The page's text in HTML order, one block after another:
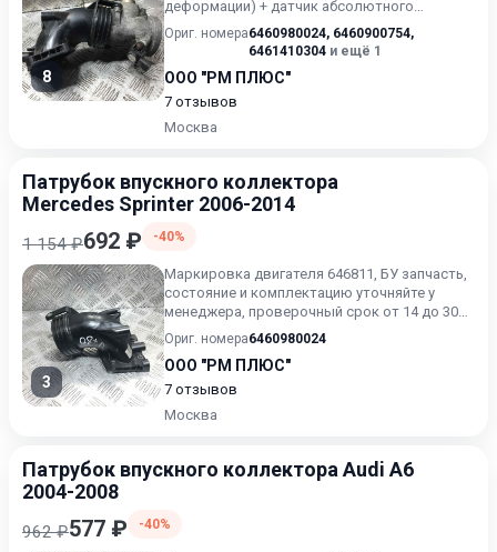
8
деформации) + датчик абсолютного
давления, БУ запчасть, состояние и ко...
Ориг. номера6460980024, 6460900754,
6461410304 и ещё 1
ООО "РМ ПЛЮС"
7 отзывов
Москва
Патрубок впускного коллектора
Mercedes Sprinter 2006-2014
1 154 ₽692 ₽ -40%
3
Маркировка двигателя 646811, БУ запчасть,
состояние и комплектацию уточняйте у
менеджера, проверочный срок от 14 до 30
дней.
Ориг. номера6460980024
ООО "РМ ПЛЮС"
7 отзывов
Москва
Патрубок впускного коллектора Audi A6
2004-2008
962 ₽577 ₽ -40%